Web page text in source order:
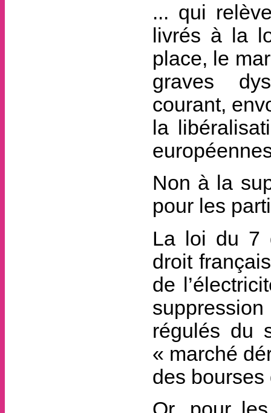
... qui
livrés à la
place, le
graves
courant,
la
Non à la
pour les
La loi du 7
droit
de
régulés du
« marché
des bourses